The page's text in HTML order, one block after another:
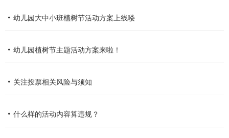
幼儿园大中小班植树节活动方案上线喽
幼儿园植树节主题活动方案来啦！
关注投票相关风险与须知
什么样的活动内容算违规？